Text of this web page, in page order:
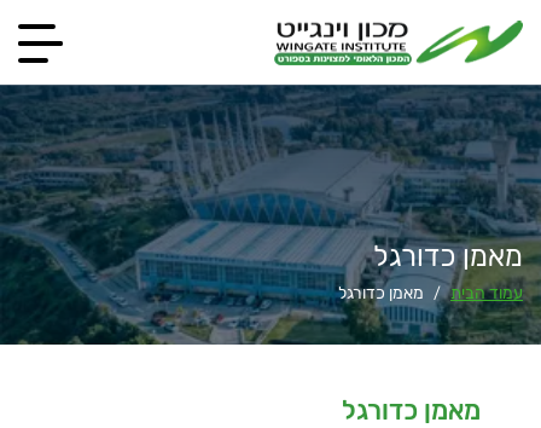
מאמן כדורגל
עמוד הבית / מאמן כדורגל
מאמן כדורגל